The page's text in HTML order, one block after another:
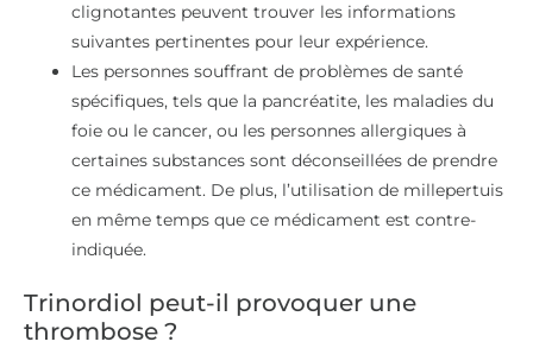
clignotantes peuvent trouver les informations
suivantes pertinentes pour leur expérience.
Les personnes souffrant de problèmes de santé
spécifiques, tels que la pancréatite, les maladies du
foie ou le cancer, ou les personnes allergiques à
certaines substances sont déconseillées de prendre
ce médicament. De plus, l’utilisation de millepertuis
en même temps que ce médicament est contre-
indiquée.
Trinordiol peut-il provoquer une
thrombose ?